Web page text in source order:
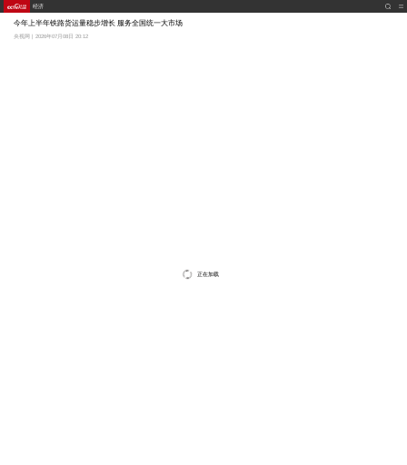
经济
今年上半年铁路货运量稳步增长 服务全国统一大市场
央视网 | 2026年07月08日 20:12
正在加载